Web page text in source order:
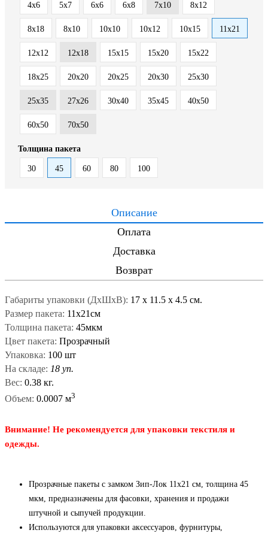
4x6 5x7 6x6 6x8 7x10 8x12
8x18 8х10 10x10 10x12 10x15 11x21
12x12 12x18 15x15 15x20 15x22
18x25 20x20 20x25 20x30 25x30
25x35 27x26 30x40 35x45 40x50
60x50 70x50
Толщина пакета
30 45 60 80 100
Описание
Оплата
Доставка
Возврат
Габариты упаковки (ДxШxВ): 17 x 11.5 x 4.5 см.
Размер пакета: 11x21см
Толщина пакета: 45мкм
Цвет пакета: Прозрачный
Упаковка: 100 шт
На складе: 18 уп.
Вес: 0.38 кг.
Объем: 0.0007 м3
Внимание! Не рекомендуется для упаковки текстиля и
одежды.
Прозрачные пакеты с замком Зип-Лок 11x21 см, толщина 45
мкм, предназначены для фасовки, хранения и продажи
штучной и сыпучей продукции.
Используются для упаковки аксессуаров, фурнитуры,